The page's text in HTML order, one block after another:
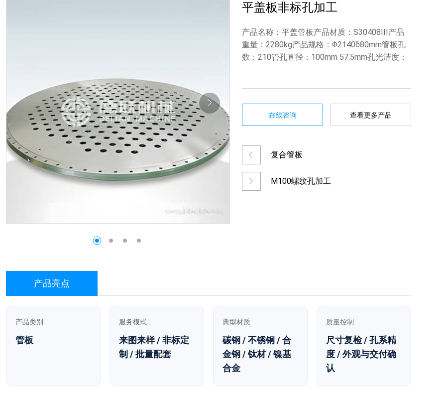
平盖板非标孔加工
产品名称：平盖管板产品材质：S30408III产品
重量：2280kg产品规格：Φ2140δ80mm管板孔
数：210管孔直径：100mm 57.5mm孔光洁度：
在线咨询 查看更多产品
复合管板
M100螺纹孔加工
产品亮点
产品类别
管板
服务模式
来图来样 / 非标定
制 / 批量配套
典型材质
碳钢 / 不锈钢 / 合
金钢 / 钛材 / 镍基
合金
质量控制
尺寸复检 / 孔系精
度 / 外观与交付确
认